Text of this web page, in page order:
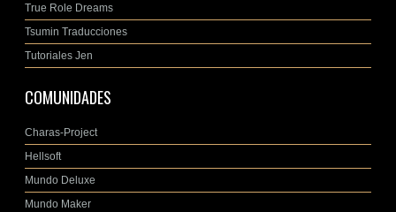
True Role Dreams
Tsumin Traducciones
Tutoriales Jen
COMUNIDADES
Charas-Project
Hellsoft
Mundo Deluxe
Mundo Maker